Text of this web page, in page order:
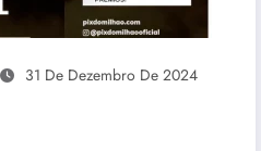
31 De Dezembro De 2024